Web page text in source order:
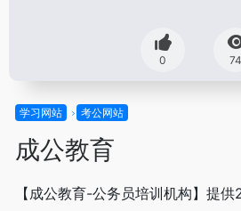
0 74
学习网站 考公网站
成公教育
【成公教育-公务员培训机构】提